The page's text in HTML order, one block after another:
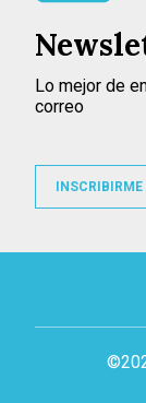
Lo mejor de
correo
INSCRIBIRME